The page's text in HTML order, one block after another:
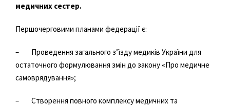
медичних сестер.
Першочерговими планами федерації є:
– Проведення загального з’їзду медиків України для
остаточного формулювання змін до закону «Про медичне
самоврядування»;
– Створення повного комплексу медичних та